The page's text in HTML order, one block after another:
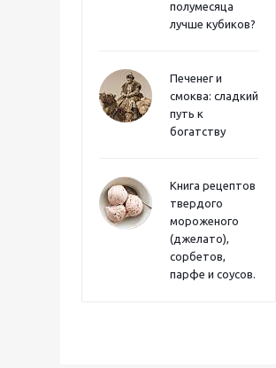
полумесяца
лучше кубиков?
Печенег и
смоква: сладкий
путь к
богатству
Книга рецептов
твердого
мороженого
(джелато),
сорбетов,
парфе и соусов.